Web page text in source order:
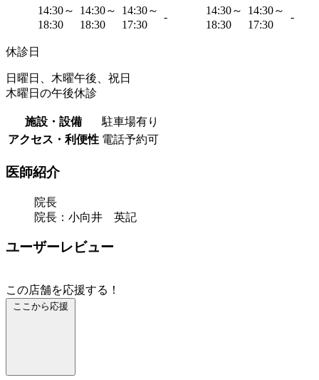
14:30～
18:30
14:30～
18:30
14:30～
17:30
-
14:30～
18:30
14:30～
17:30
-
休診日
日曜日、木曜午後、祝日
木曜日の午後休診
施設・設備
駐車場有り
アクセス・利便性 電話予約可
医師紹介
院長
院長：小向井 英記
ユーザーレビュー
この店舗を応援する！
ここから応援